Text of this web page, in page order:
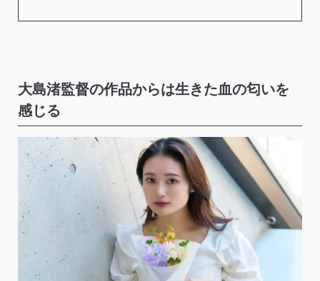
大島渚監督の作品からは生きた血の匂いを
感じる